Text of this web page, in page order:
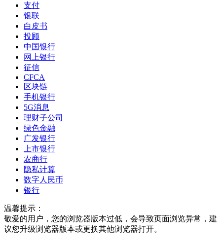
支付
银联
白皮书
投顾
中国银行
网上银行
征信
CFCA
区块链
手机银行
5G消息
理财子公司
绿色金融
广发银行
上市银行
农商行
隐私计算
数字人民币
银行
温馨提示：
敬爱的用户，您的浏览器版本过低，会导致页面浏览异常，建
议您升级浏览器版本或更换其他浏览器打开。